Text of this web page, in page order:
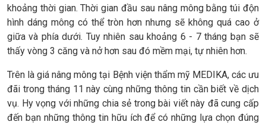
khoảng thời gian. Thời gian đầu sau nâng mông bằng túi độn
hình dáng mông có thể tròn hơn nhưng sẽ không quá cao ở
giữa và phía dưới. Tuy nhiên sau khoảng 6 - 7 tháng bạn sẽ
thấy vòng 3 căng và nở hơn sau đó mềm mại, tự nhiên hơn.
Trên là giá nâng mông tại Bệnh viện thẩm mỹ MEDIKA, các ưu
đãi trong tháng 11 này cùng những thông tin cần biết về dịch
vụ. Hy vọng với những chia sẻ trong bài viết này đã cung cấp
đến bạn những thông tin hữu ích để có những lựa chọn đúng